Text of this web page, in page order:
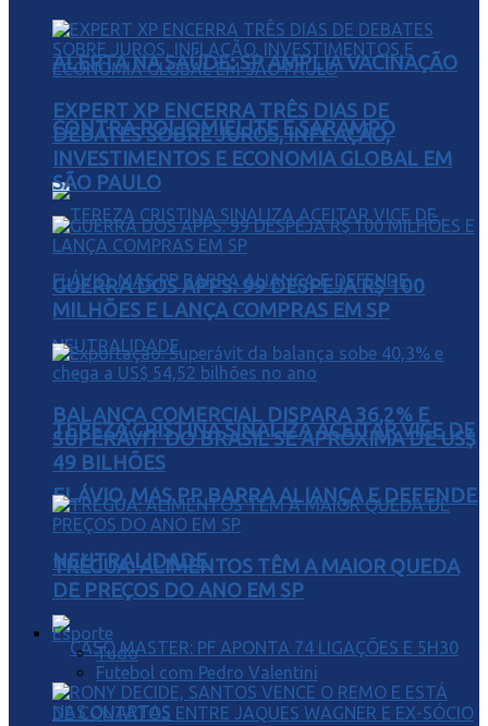
ALERTA NA SAÚDE: SP AMPLIA VACINAÇÃO
CONTRA POLIOMIELITE E SARAMPO
TEREZA CRISTINA SINALIZA ACEITAR VICE DE
FLÁVIO, MAS PP BARRA ALIANÇA E DEFENDE
NEUTRALIDADE
EXPERT XP ENCERRA TRÊS DIAS DE
DEBATES SOBRE JUROS, INFLAÇÃO,
INVESTIMENTOS E ECONOMIA GLOBAL EM
SÃO PAULO
GUERRA DOS APPS: 99 DESPEJA R$ 100
MILHÕES E LANÇA COMPRAS EM SP
BALANÇA COMERCIAL DISPARA 36,2% E
SUPERÁVIT DO BRASIL SE APROXIMA DE US$
49 BILHÕES
TRÉGUA: ALIMENTOS TÊM A MAIOR QUEDA
DE PREÇOS DO ANO EM SP
Esporte
Tudo
Futebol com Pedro Valentini